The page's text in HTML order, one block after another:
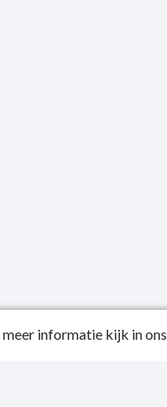
20-05-2022
informatie kijk in ons